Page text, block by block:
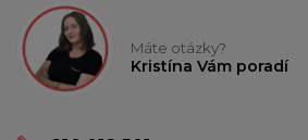
Máte otázky?
Kristína Vám poradí